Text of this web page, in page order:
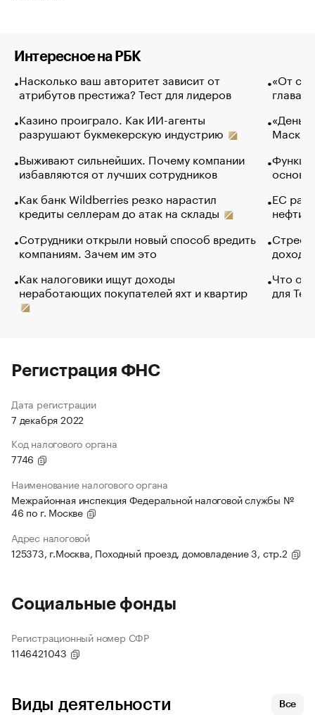
Интересное на РБК
Насколько ваш авторитет зависит от
атрибутов престижа? Тест для лидеров
Казино проиграло. Как ИИ-агенты
разрушают букмекерскую индустрию
Выживают сильнейших. Почему компании
избавляются от лучших сотрудников
Как банк Wildberries резко нарастил
кредиты селлерам до атак на склады
Сотрудники открыли новый способ вредить
компаниям. Зачем им это
Как налоговики ищут доходы
неработающих покупателей яхт и квартир
«От
глава
Маск в
основ
ЕС
нефти
Что
для
Регистрация ФНС
Дата регистрации
7 декабря 2022
Код налогового органа
7746
Наименование налогового органа
Межрайонная инспекция Федеральной налоговой службы №
46 по г. Москве
Адрес налоговой
125373, г.Москва, Походный проезд, домовладение 3, стр.2
Социальные фонды
Регистрационный номер СФР
1146421043
Виды деятельности Все